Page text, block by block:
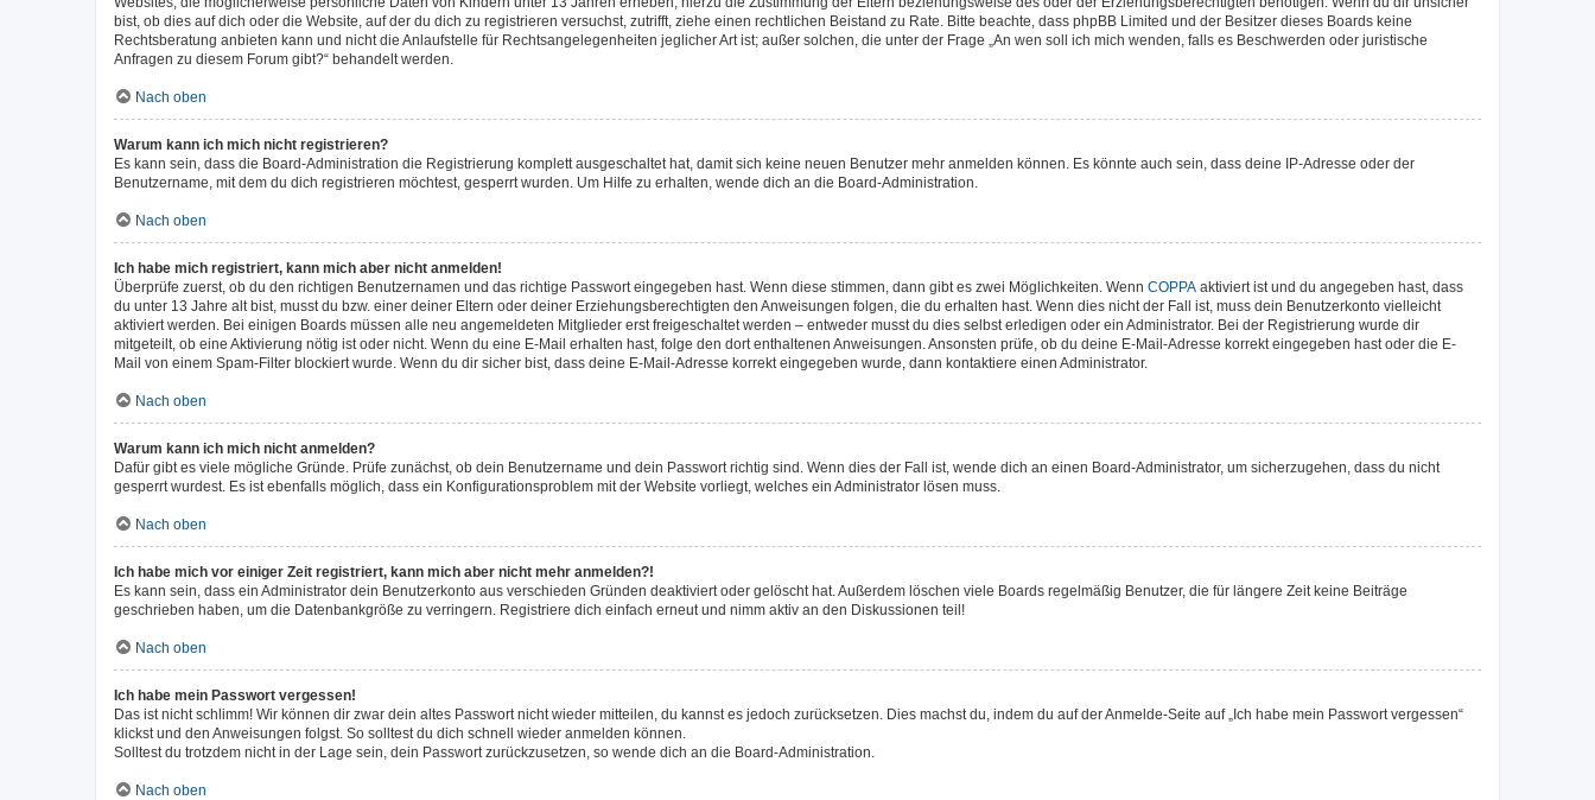
bist, ob dies auf dich oder die Website, auf der du dich zu registrieren versuchst, zutrifft, ziehe einen rechtlichen Beistand zu Rate. Bitte beachte, dass phpBB Limited und der Besitzer dieses Boards keine
Rechtsberatung anbieten kann und nicht die Anlaufstelle für Rechtsangelegenheiten jeglicher Art ist; außer solchen, die unter der Frage „An wen soll ich mich wenden, falls es Beschwerden oder juristische
Anfragen zu diesem Forum gibt?“ behandelt werden.
Nach oben
Warum kann ich mich nicht registrieren?
Es kann sein, dass die Board-Administration die Registrierung komplett ausgeschaltet hat, damit sich keine neuen Benutzer mehr anmelden können. Es könnte auch sein, dass deine IP-Adresse oder der
Benutzername, mit dem du dich registrieren möchtest, gesperrt wurden. Um Hilfe zu erhalten, wende dich an die Board-Administration.
Nach oben
Ich habe mich registriert, kann mich aber nicht anmelden!
Überprüfe zuerst, ob du den richtigen Benutzernamen und das richtige Passwort eingegeben hast. Wenn diese stimmen, dann gibt es zwei Möglichkeiten. Wenn COPPA aktiviert ist und du angegeben hast, dass
du unter 13 Jahre alt bist, musst du bzw. einer deiner Eltern oder deiner Erziehungsberechtigten den Anweisungen folgen, die du erhalten hast. Wenn dies nicht der Fall ist, muss dein Benutzerkonto vielleicht
aktiviert werden. Bei einigen Boards müssen alle neu angemeldeten Mitglieder erst freigeschaltet werden – entweder musst du dies selbst erledigen oder ein Administrator. Bei der Registrierung wurde dir
mitgeteilt, ob eine Aktivierung nötig ist oder nicht. Wenn du eine E-Mail erhalten hast, folge den dort enthaltenen Anweisungen. Ansonsten prüfe, ob du deine E-Mail-Adresse korrekt eingegeben hast oder die E-
Mail von einem Spam-Filter blockiert wurde. Wenn du dir sicher bist, dass deine E-Mail-Adresse korrekt eingegeben wurde, dann kontaktiere einen Administrator.
Nach oben
Warum kann ich mich nicht anmelden?
Dafür gibt es viele mögliche Gründe. Prüfe zunächst, ob dein Benutzername und dein Passwort richtig sind. Wenn dies der Fall ist, wende dich an einen Board-Administrator, um sicherzugehen, dass du nicht
gesperrt wurdest. Es ist ebenfalls möglich, dass ein Konfigurationsproblem mit der Website vorliegt, welches ein Administrator lösen muss.
Nach oben
Ich habe mich vor einiger Zeit registriert, kann mich aber nicht mehr anmelden?!
Es kann sein, dass ein Administrator dein Benutzerkonto aus verschieden Gründen deaktiviert oder gelöscht hat. Außerdem löschen viele Boards regelmäßig Benutzer, die für längere Zeit keine Beiträge
geschrieben haben, um die Datenbankgröße zu verringern. Registriere dich einfach erneut und nimm aktiv an den Diskussionen teil!
Nach oben
Ich habe mein Passwort vergessen!
Das ist nicht schlimm! Wir können dir zwar dein altes Passwort nicht wieder mitteilen, du kannst es jedoch zurücksetzen. Dies machst du, indem du auf der Anmelde-Seite auf „Ich habe mein Passwort vergessen“
klickst und den Anweisungen folgst. So solltest du dich schnell wieder anmelden können.
Solltest du trotzdem nicht in der Lage sein, dein Passwort zurückzusetzen, so wende dich an die Board-Administration.
Nach oben